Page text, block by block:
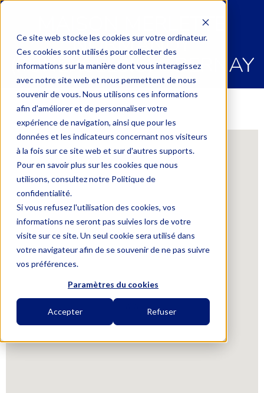
Ce site web stocke les cookies sur votre ordinateur.
Ces cookies sont utilisés pour collecter des
informations sur la manière dont vous interagissez
avec notre site web et nous permettent de nous
souvenir de vous. Nous utilisons ces informations
afin d'améliorer et de personnaliser votre
expérience de navigation, ainsi que pour les
données et les indicateurs concernant nos visiteurs
à la fois sur ce site web et sur d'autres supports.
Pour en savoir plus sur les cookies que nous
utilisons, consultez notre Politique de
confidentialité.
Si vous refusez l'utilisation des cookies, vos
informations ne seront pas suivies lors de votre
visite sur ce site. Un seul cookie sera utilisé dans
votre navigateur afin de se souvenir de ne pas suivre
vos préférences.
Paramètres du cookies
Accepter Refuser
MAISON MERLETTE
NORMANDY
(FUNEXCELSIS) – BERNAY